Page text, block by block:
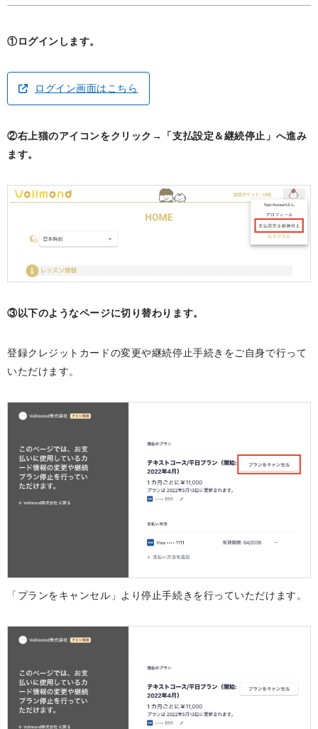
①ログインします。
ログイン画面はこちら
②右上猫のアイコンをクリック→「支払設定＆継続停止」へ進み
ます。
③以下のようなページに切り替わります。
登録クレジットカードの変更や継続停止手続きをご自身で行って
いただけます。
「プランをキャンセル」より停止手続きを行っていただけます。